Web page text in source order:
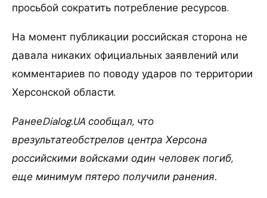
просьбой сократить потребление ресурсов.
На момент публикации российская сторона не
давала никаких официальных заявлений или
комментариев по поводу ударов по территории
Херсонской области.
РанееDialog.UA сообщал, что
врезультатеобстрелов центра Херсона
российскими войсками один человек погиб,
еще минимум пятеро получили ранения.